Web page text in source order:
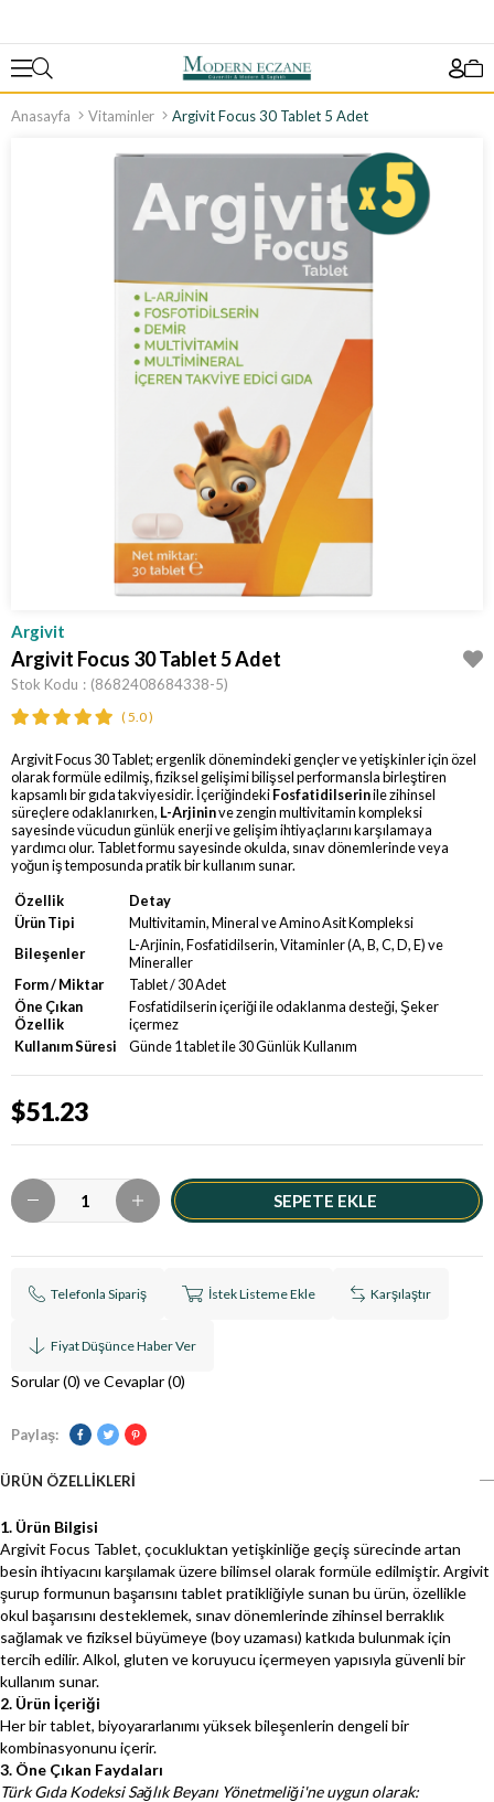
Anasayfa Vitaminler Argivit Focus 30 Tablet 5 Adet
Argivit
Argivit Focus 30 Tablet 5 Adet
Stok Kodu (8682408684338-5)
5.0
Argivit Focus 30 Tablet; ergenlik dönemindeki gençler ve yetişkinler için özel
olarak formüle edilmiş, fiziksel gelişimi bilişsel performansla birleştiren
kapsamlı bir gıda takviyesidir. İçeriğindekiFosfatidilserinile zihinsel
süreçlere odaklanırken, L-Arjininve zengin multivitamin kompleksi
sayesinde vücudun günlük enerji ve gelişim ihtiyaçlarını karşılamaya
yardımcı olur. Tablet formu sayesinde okulda, sınav dönemlerinde veya
yoğun iş temposunda pratik bir kullanım sunar.
Özellik
Detay
Ürün Tipi
Multivitamin, Mineral ve Amino Asit Kompleksi
Bileşenler
L-Arjinin, Fosfatidilserin, Vitaminler (A, B, C, D, E) ve
Mineraller
Form / Miktar
Tablet / 30 Adet
Öne Çıkan
Özellik
Fosfatidilserin içeriği ile odaklanma desteği, Şeker
içermez
Kullanım Süresi
Günde 1 tablet ile 30 Günlük Kullanım
$51.23
Telefonla Sipariş İstek Listeme Ekle Karşılaştır
Fiyat Düşünce Haber Ver
Sorular (0) ve Cevaplar (0)
Paylaş:
ÜRÜN ÖZELLIKLERI
1. Ürün Bilgisi
Argivit Focus Tablet, çocukluktan yetişkinliğe geçiş sürecinde artan
besin ihtiyacını karşılamak üzere bilimsel olarak formüle edilmiştir. Argivit
şurup formunun başarısını tablet pratikliğiyle sunan bu ürün, özellikle
okul başarısını desteklemek, sınav dönemlerinde zihinsel berraklık
sağlamak ve fiziksel büyümeye (boy uzaması) katkıda bulunmak için
tercih edilir. Alkol, gluten ve koruyucu içermeyen yapısıyla güvenli bir
kullanım sunar.
2. Ürün İçeriği
Her bir tablet, biyoyararlanımı yüksek bileşenlerin dengeli bir
kombinasyonunu içerir.
3. Öne Çıkan Faydaları
Türk Gıda Kodeksi Sağlık Beyanı Yönetmeliği'ne uygun olarak: